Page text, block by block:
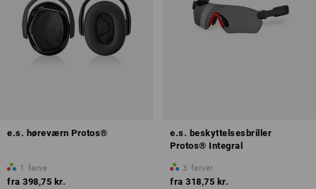
e.s. høreværn Protos®
1 farve
fra 398,75 kr.
e.s. beskyttelsesbriller
Protos® Integral
3 farver
fra 318,75 kr.